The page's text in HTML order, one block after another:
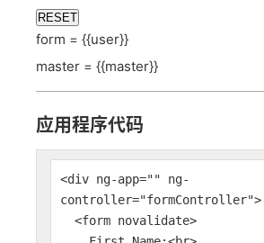
RESET
form = {{user}}
master = {{master}}
应用程序代码
<div ng-app="" ng-
controller="formController">
<form novalidate>